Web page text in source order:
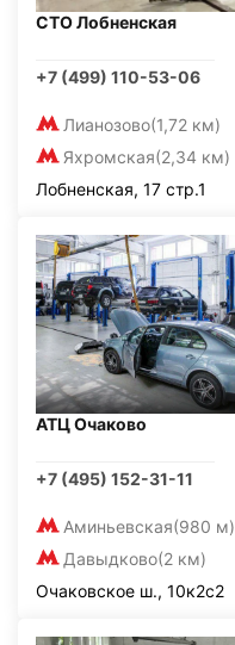
СТО Лобненская
+7 (499) 110-53-06
Лианозово(1,72 км)
Яхромская(2,34 км)
Лобненская, 17 стр.1
АТЦ Очаково
+7 (495) 152-31-11
Аминьевская(980 м)
Давыдково(2 км)
Очаковское ш., 10к2с2